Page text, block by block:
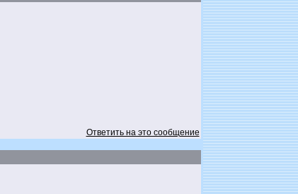
Ответить на это сообщение